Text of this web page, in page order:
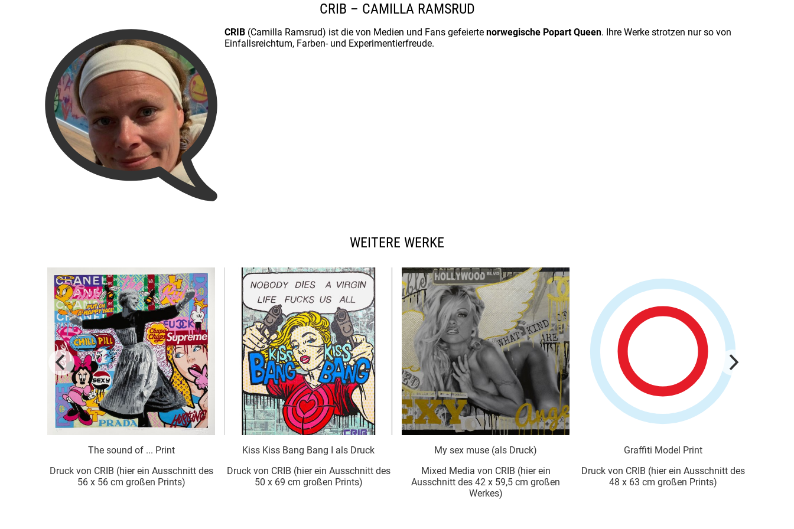
CRIB – CAMILLA RAMSRUD
CRIB (Camilla Ramsrud) ist die von Medien und Fans gefeierte norwegische Popart Queen. Ihre Werke strotzen nur so von
Einfallsreichtum, Farben- und Experimentierfreude.
WEITERE WERKE
Ausschnitt des
Kiss Kiss Bang Bang I als Druck
Druck von CRIB (hier ein Ausschnitt des
50 x 69 cm großen Prints)
My sex muse (als Druck)
Mixed Media von CRIB (hier ein
Ausschnitt des 42 x 59,5 cm großen
Graffiti Model Print
Druck von CRIB (hier ein Ausschnitt des
48 x 63 cm großen Prints)
Relax als Druck
Druck von CRIB (hier ein Ausschnitt des
53 x 75 cm großen Prints)